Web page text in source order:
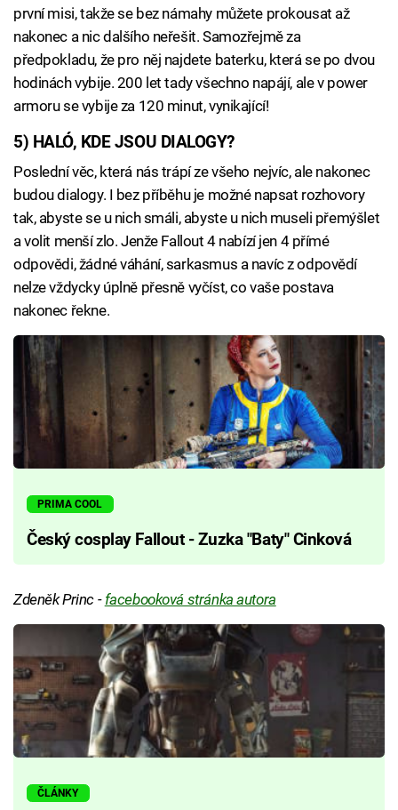
první misi, takže se bez námahy můžete prokousat až
nakonec a nic dalšího neřešit. Samozřejmě za
předpokladu, že pro něj najdete baterku, která se po dvou
hodinách vybije. 200 let tady všechno napájí, ale v power
armoru se vybije za 120 minut, vynikající!
5) HALÓ, KDE JSOU DIALOGY?
Poslední věc, která nás trápí ze všeho nejvíc, ale nakonec
budou dialogy. I bez příběhu je možné napsat rozhovory
tak, abyste se u nich smáli, abyste u nich museli přemýšlet
a volit menší zlo. Jenže Fallout 4 nabízí jen 4 přímé
odpovědi, žádné váhání, sarkasmus a navíc z odpovědí
nelze vždycky úplně přesně vyčíst, co vaše postava
nakonec řekne.
PRIMA COOL
Český cosplay Fallout - Zuzka "Baty" Cinková
Zdeněk Princ - facebooková stránka autora
ČLÁNKY